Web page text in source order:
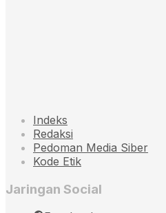
Indeks
Redaksi
Pedoman Media Siber
Kode Etik
Jaringan Social